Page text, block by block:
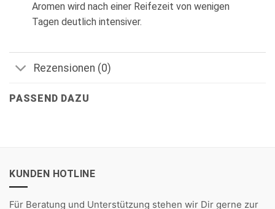
Aromen wird nach einer Reifezeit von wenigen
Tagen deutlich intensiver.
Rezensionen (0)
PASSEND DAZU
KUNDEN HOTLINE
Für Beratung und Unterstützung stehen wir Dir gerne zur